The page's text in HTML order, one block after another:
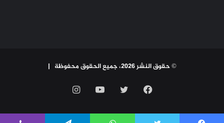
© حقوق النشر 2026، جميع الحقوق محفوظة |
فيسبوك تويتر يوتيوب